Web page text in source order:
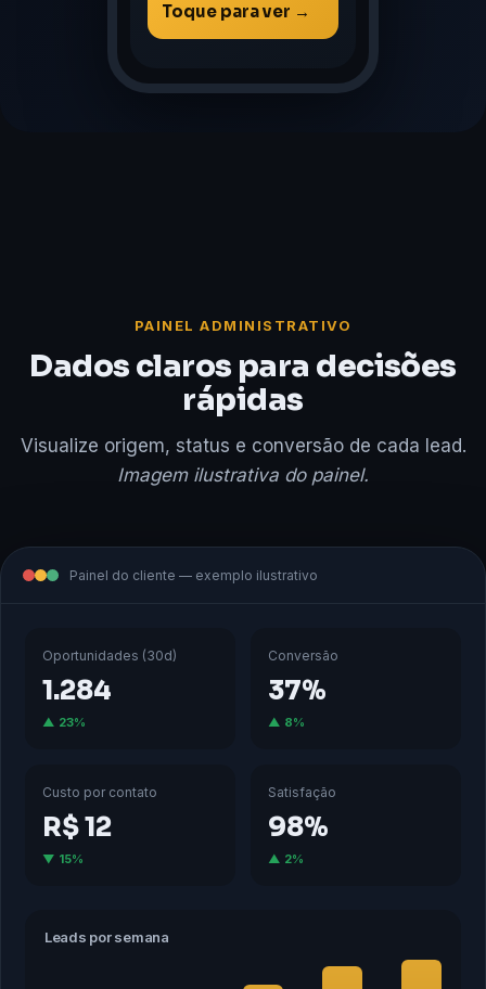
Toque para ver →
PAINEL ADMINISTRATIVO
Dados claros para decisões
rápidas
Visualize origem, status e conversão de cada lead.
Imagem ilustrativa do painel.
Painel do cliente — exemplo ilustrativo
Oportunidades (30d)
1.284
▲ 23%
Conversão
37%
▲ 8%
Custo por contato
R$ 12
▼ 15%
Satisfação
98%
▲ 2%
Leads por semana